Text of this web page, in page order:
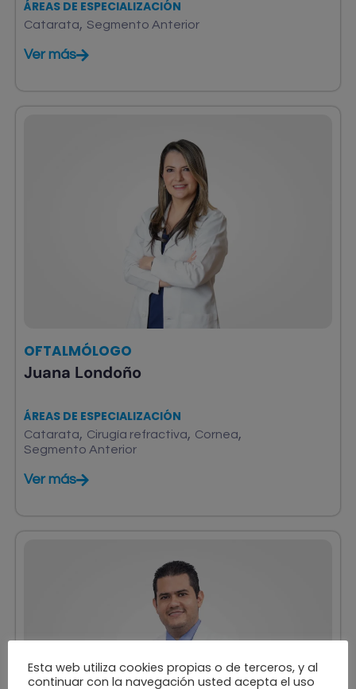
ÁREAS DE ESPECIALIZACIÓN
Catarata, Segmento Anterior
Ver más
OFTALMÓLOGO
Juana Londoño
ÁREAS DE ESPECIALIZACIÓN
Catarata, Cirugía refractiva, Cornea,
Segmento Anterior
Ver más
Esta web utiliza cookies propias o de terceros, y al
continuar con la navegación usted acepta el uso